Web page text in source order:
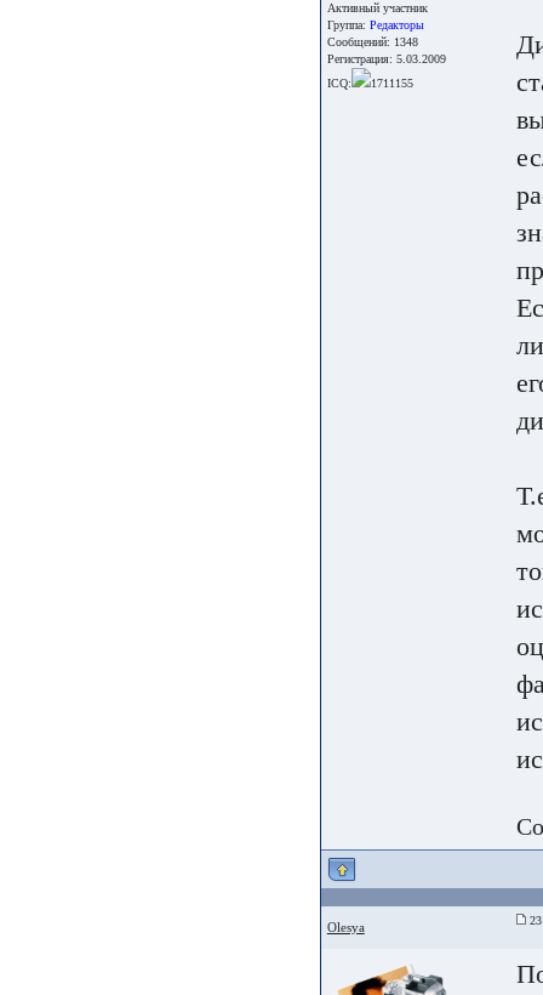
Активный участник
Группа: Редакторы
Сообщений: 1348
Регистрация: 5.03.2009
ICQ:
1711155
Olesya 23